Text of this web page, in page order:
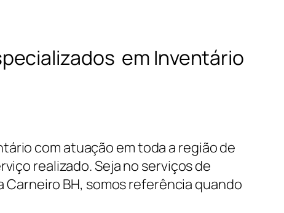
em Inventário
com atuação em toda a região de
realizado. Seja no serviços de
BH, somos referência quando